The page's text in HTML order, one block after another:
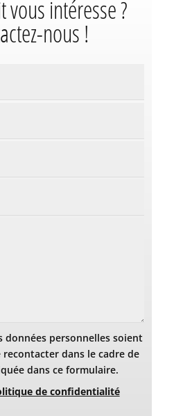
vous intéresse ?
nous !
données personnelles soient
dans le cadre de
dans ce formulaire.
de confidentialité